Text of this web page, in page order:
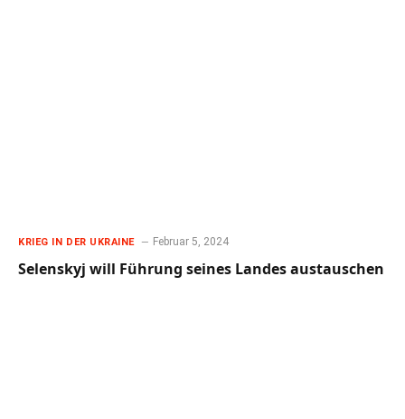
KRIEG IN DER UKRAINE Februar 5, 2024
Selenskyj will Führung seines Landes austauschen